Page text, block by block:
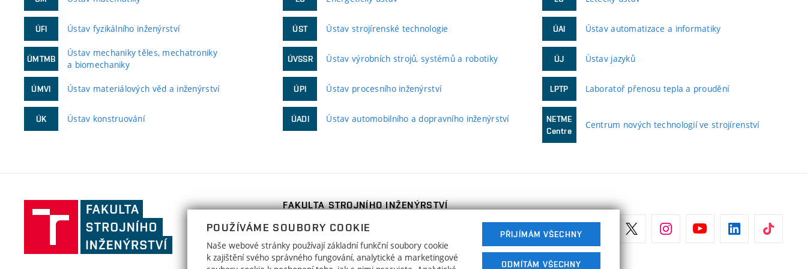
ÚFI Ústav fyzikálního inženýrství
ÚMTMB
Ústav mechaniky těles, mechatroniky
a biomechaniky
ÚMVI Ústav materiálových věd a inženýrství
ÚK Ústav konstruování
ÚST Ústav strojírenské technologie
ÚVSSR Ústav výrobních strojů, systémů a robotiky
ÚPI Ústav procesního inženýrství
ÚADI Ústav automobilního a dopravního inženýrství
ÚAI Ústav automatizace a informatiky
ÚJ Ústav jazyků
LPTP Laboratoř přenosu tepla a proudění
NETME
Centre
Centrum nových technologií ve strojírenství
Fakulta
inženýrství,
Vysoké
FAKULTA STROJNÍHO INŽENÝRSTVÍ
Technická 2896/2
616 69 Brno
info@fme.vutbr.cz
POUŽÍVÁME SOUBORY COOKIE
Naše webové stránky používají základní funkční soubory cookie
k zajištění svého správného fungování, analytické a marketingové
PŘIJÍMÁM VŠECHNY
ODMÍTÁM VŠECHNY